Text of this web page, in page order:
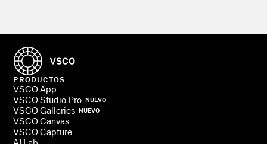
PRODUCTOS
VSCO App
VSCO Studio Pro NUEVO
VSCO Galleries NUEVO
VSCO Canvas
VSCO Capture